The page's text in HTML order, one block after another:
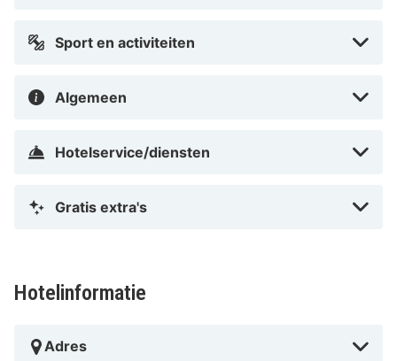
Sport en activiteiten
Algemeen
Hotelservice/diensten
Gratis extra's
Hotelinformatie
Adres